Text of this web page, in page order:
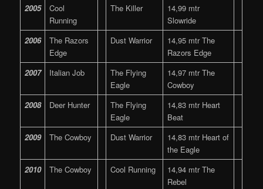
2005
Cool
Running
The Killer
14,99 mtr
Slowride
2006
The Razors
Edge
Dust Warrior
14,95 mtr The
Razors Edge
2007
Italian Job
The Flying
Eagle
14,97 mtr The
Cowboy
2008
Deer Hunter
The Flying
Eagle
14,83 mtr Heart
Beat
2009
The Cowboy Dust Warrior
14,83 mtr Heart of
the Eagle
2010
The Cowboy Cool Running
14,94 mtr The
Rebel